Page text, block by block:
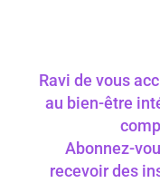
Ravi de vous
au bien-être
Abonnez-
recevoir des